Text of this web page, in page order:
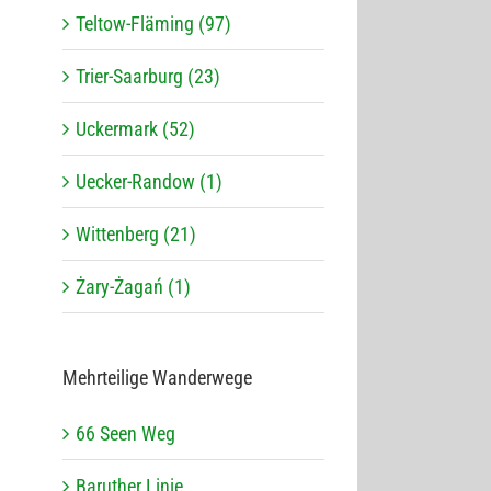
Teltow-Fläming (97)
Trier-Saarburg (23)
Uckermark (52)
Uecker-Randow (1)
Wittenberg (21)
Żary-Żagań (1)
Mehr­tei­lige Wanderwege
66 Seen Weg
Baru­ther Linie